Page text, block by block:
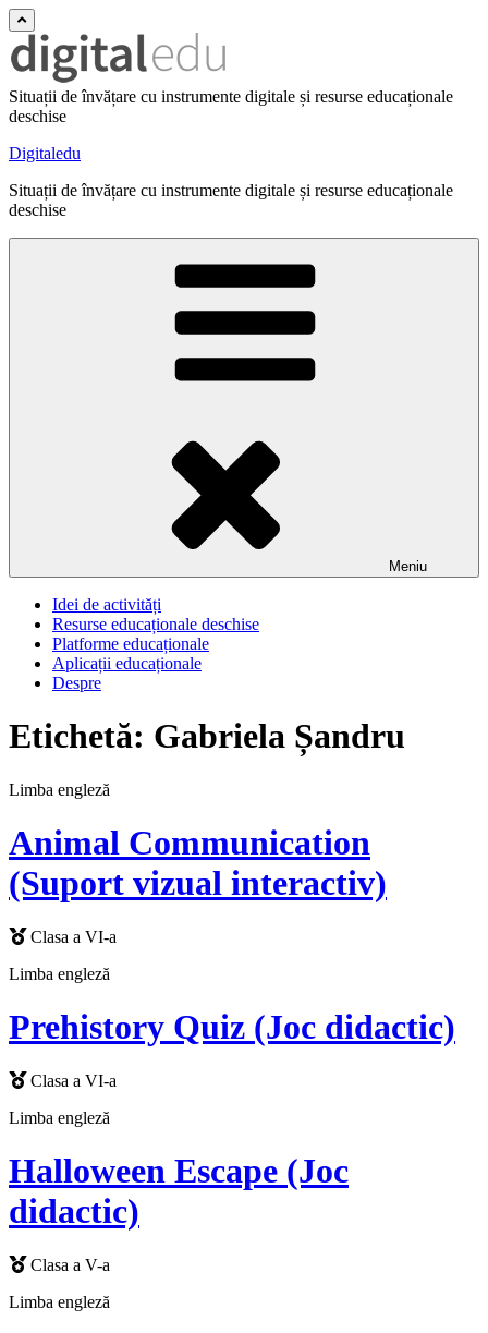
Situații de învățare cu instrumente digitale și resurse educaționale
deschise
Digitaledu
Situații de învățare cu instrumente digitale și resurse educaționale
deschise
Meniu
Idei de activități
Resurse educaționale deschise
Platforme educaționale
Aplicații educaționale
Despre
Etichetă: Gabriela Șandru
Limba engleză
Animal Communication
(Suport vizual interactiv)
Clasa a VI-a
Limba engleză
Prehistory Quiz (Joc didactic)
Clasa a VI-a
Limba engleză
Halloween Escape (Joc
didactic)
Clasa a V-a
Limba engleză